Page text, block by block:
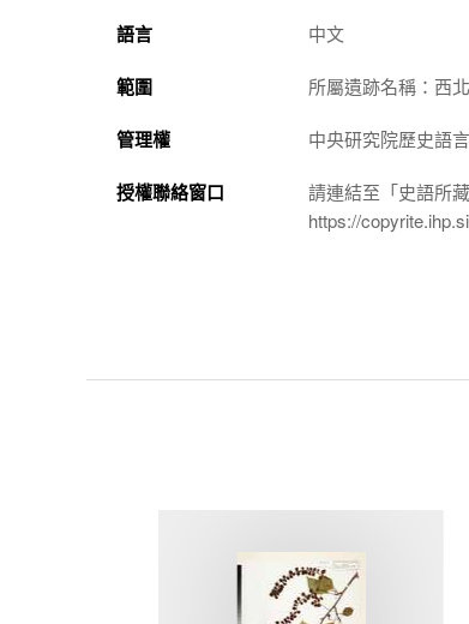
語言 中文
範圍 所屬遺跡名稱：西
管理權 中央研究院歷史語
授權聯絡窗口
請連結至「史語所
https://